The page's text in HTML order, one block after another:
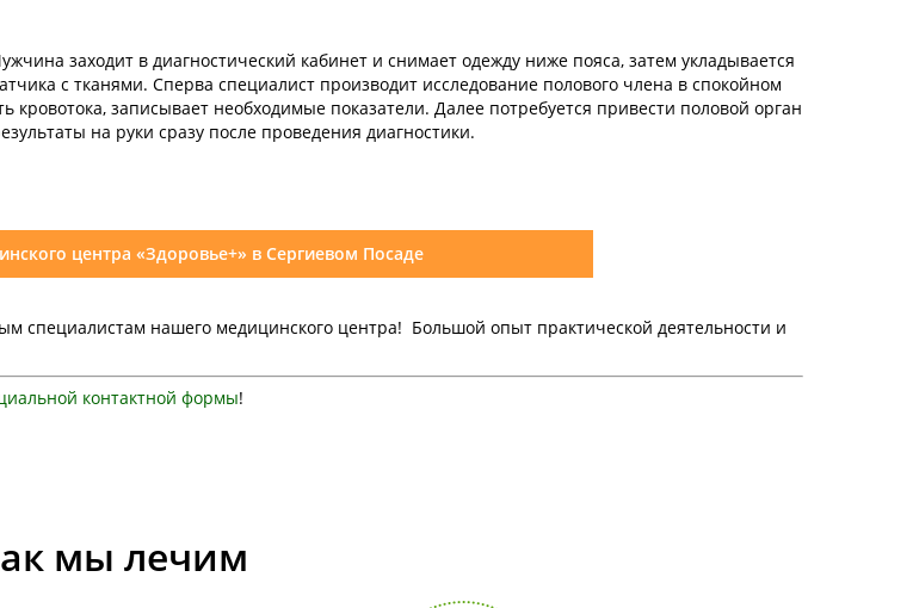
заходит в диагностический кабинет и снимает одежду ниже пояса, затем укладывается
с тканями. Сперва специалист производит исследование полового члена в спокойном
кровотока, записывает необходимые показатели. Далее потребуется привести половой орган
на руки сразу после проведения диагностики.
центра «Здоровье+» в Сергиевом Посаде
специалистам нашего медицинского центра! Большой опыт практической деятельности и
контактной формы!
мы лечим